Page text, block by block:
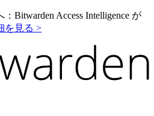
Bitwarden Access Intelligence が
を見る >